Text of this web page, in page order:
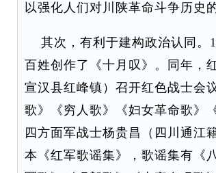
以强化人们对川陕革命斗争历史
其次，有利于建构政治认同。
百姓创作了《十月叹》。同年，
宣汉县红峰镇）召开红色战士会
歌》《穷人歌》《妇女革命歌》
四方面军战士杨贵昌（四川通江
本《红军歌谣集》，歌谣集有《